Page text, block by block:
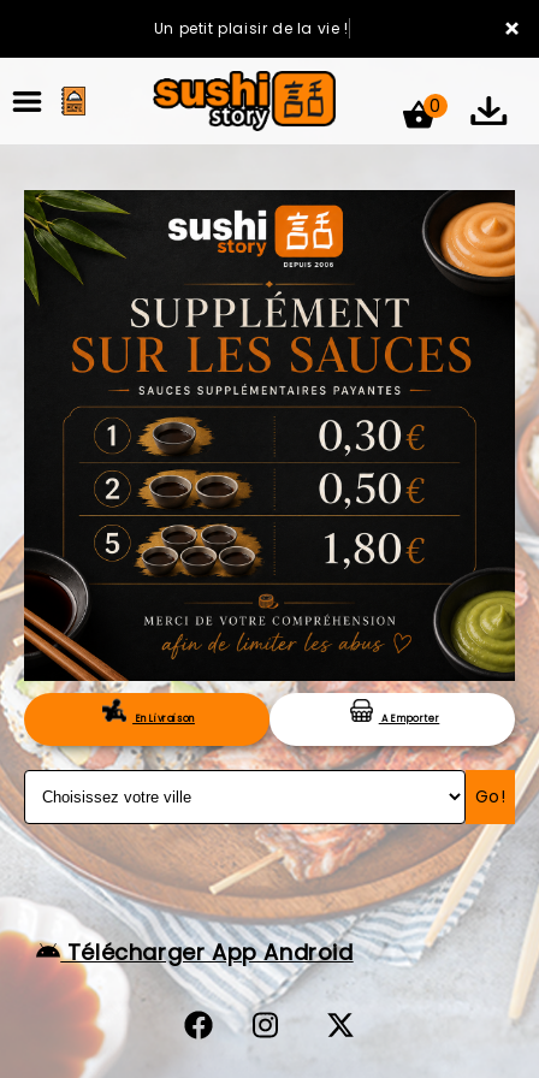
×
Un petit plaisir de la vie !
ACCUEIL
LA CARTE
VOTRE COMPTE
NOTRE RESTAURANT
VOS AVIS
MENTIONS LÉGALES
C.G.V
RÉSERVATION
0
En Livraison A Emporter
Go!
Télécharger App Android